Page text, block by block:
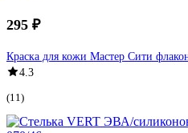
295 ₽
Краска для кожи Мастер Сити
4.3
(11)